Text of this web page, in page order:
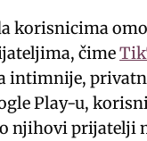
korisnicima
čime
intimnije,
Play-u,
njihovi prijatelji